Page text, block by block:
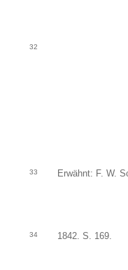
32
33 Erwähnt: F. W.
34 1842. S. 169.